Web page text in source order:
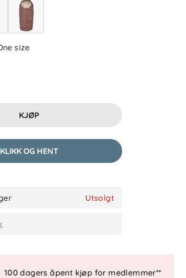
size
KJØP
KLIKK OG HENT
Utsolgt
100 dagers åpent kjøp for medlemmer**